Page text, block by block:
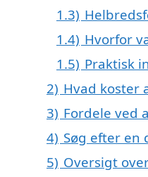
1.3)
1.4) Hvorfor
1.5) Praktisk
2) Hvad koster
3) Fordele ved
4) Søg efter
5) Oversigt